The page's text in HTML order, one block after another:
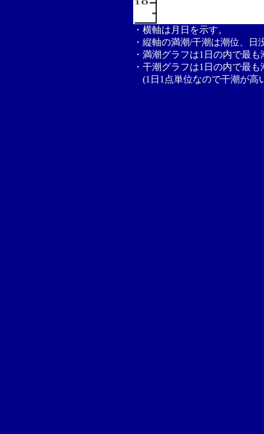
・横軸は月日を示す。
・縦軸の満潮/干潮は潮位、
・満潮グラフは1日の内で最
・干潮グラフは1日の内で最
(1日1点単位なので干潮が高